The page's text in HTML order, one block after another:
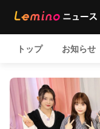
トップ お知らせ